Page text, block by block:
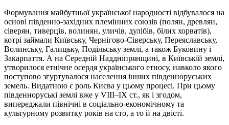
Формування майбутньої української народності відбувалося на
основі південно-західних племінних союзів (полян, древлян,
сіверян, тиверців, волинян, уличів, дулібів, білих хорватів),
котрі займали Київську, Чернігово-Сіверську, Переяславську,
Волинську, Галицьку, Подільську землі, а також Буковину і
Закарпаття. А на Середній Наддніпрянщині, в Київській землі,
утворилося етнічне осердя українського етносу, навколо якого
поступово згуртувалося населення інших південноруських
земель. Видатною є роль Києва у цьому процесі. При цьому
південноруські землі вже у VІІІ–ІX ст., як і згодом,
випереджали північні в соціально-економічному та
культурному розвитку років на сто, а то й на двісті.